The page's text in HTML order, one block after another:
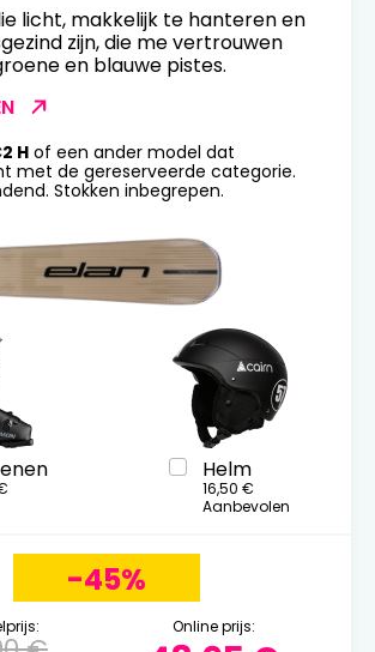
12 13 14 15
19
26 27 28 29 30
licht, makkelijk te hanteren en
zijn, die me vertrouwen
en blauwe pistes.
H of een ander model dat
met de gereserveerde categorie.
Stokken inbegrepen.
Helm
16,50 €
Aanbevolen
-45%
Online prijs: